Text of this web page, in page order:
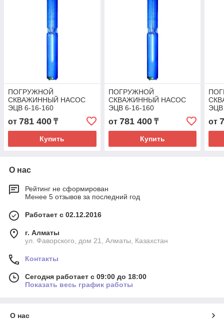
ПОГРУЖНОЙ
СКВАЖИННЫЙ НАСОС
ЭЦВ 6-16-160
от 781 400 ₸
Купить
ПОГРУЖНОЙ
СКВАЖИННЫЙ НАСОС
ЭЦВ 6-16-160
от 781 400₸
Купить
ЭЦВ
от
О нас
Рейтинг не сформирован
Менее 5 отзывов за последний год
Работает с 02.12.2016
г. Алматы
ул. Фаворского, дом 21, Алматы, Казахстан
Контакты
Сегодня работает с 09:00 до 18:00
Показать весь график работы
О нас